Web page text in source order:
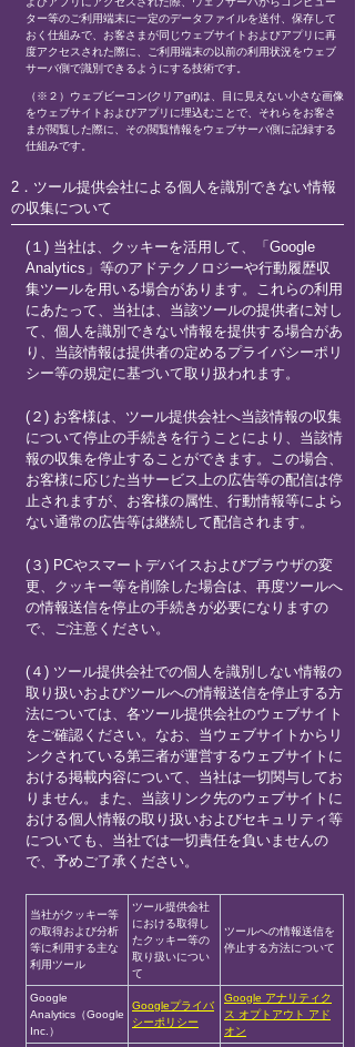
ター等のご利用端末に一定のデータファイルを送付、保存して
おく仕組みで、お客さまが同じウェブサイトおよびアプリに再
度アクセスされた際に、ご利用端末の以前の利用状況をウェブ
サーバ側で識別できるようにする技術です。
（※２）ウェブビーコン(クリアgif)は、目に見えない小さな画像
をウェブサイトおよびアプリに埋込むことで、それらをお客さ
まが閲覧した際に、その閲覧情報をウェブサーバ側に記録する
仕組みです。
2．ツール提供会社による個人を識別できない情報
の収集について
(１) 当社は、クッキーを活用して、「Google
Analytics」等のアドテクノロジーや行動履歴収
集ツールを用いる場合があります。これらの利用
にあたって、当社は、当該ツールの提供者に対し
て、個人を識別できない情報を提供する場合があ
り、当該情報は提供者の定めるプライバシーポリ
シー等の規定に基づいて取り扱われます。
(２) お客様は、ツール提供会社へ当該情報の収集
について停止の手続きを行うことにより、当該情
報の収集を停止することができます。この場合、
お客様に応じた当サービス上の広告等の配信は停
止されますが、お客様の属性、行動情報等によら
ない通常の広告等は継続して配信されます。
(３) PCやスマートデバイスおよびブラウザの変
更、クッキー等を削除した場合は、再度ツールへ
の情報送信を停止の手続きが必要になりますの
で、ご注意ください。
(４) ツール提供会社での個人を識別しない情報の
取り扱いおよびツールへの情報送信を停止する方
法については、各ツール提供会社のウェブサイト
をご確認ください。なお、当ウェブサイトからリ
ンクされている第三者が運営するウェブサイトに
おける掲載内容について、当社は一切関与してお
りません。また、当該リンク先のウェブサイトに
おける個人情報の取り扱いおよびセキュリティ等
についても、当社では一切責任を負いませんの
で、予めご了承ください。
当社がクッキー等
の取得および分析
等に利用する主な
利用ツール
ツール提供会社
における取得し
たクッキー等の
取り扱いについ
て
ツールへの情報送信を
停止する方法について
Google
Analytics（Google
Inc.）
Googleプライバ
シーポリシー
Google アナリティク
ス オプトアウト アド
オン